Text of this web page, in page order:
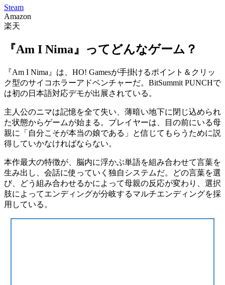
Steam
Amazon
楽天
『Am I Nima』ってどんなゲーム？
『Am I Nima』は、HO! Gamesが手掛けるポイント＆クリッ
ク型のサイコホラーアドベンチャーだ。BitSummit PUNCHで
は初の日本語対応デモが出展されている。
主人公のニマは記憶を全て失い、薄暗い地下に閉じ込められ
た状態からゲームが始まる。プレイヤーは、目の前にいる母
親に
「自分こそが本当の娘である」と信じてもらうために説
得していかなければならない。
本作最大の特徴が、
脳内に浮かぶ単語を組み合わせて言葉を
生み出し、会話に使っていく 独自システムだ。どの言葉を選
び、どう組み合わせるかによって母親の反応が変わり、 選択
肢によってエンディングが分岐するマルチエンディングを採
用している。